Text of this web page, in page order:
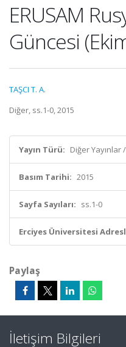
ERUSAM
Güncesi
TAŞCI T. A.
Diğer, ss.1-0, 2015
Yayın Türü: Diğer Yayınlar
Basım Tarihi: 2015
Sayfa Sayıları: ss.1-0
Erciyes Üniversitesi
Paylaş
İletişim Bilgileri